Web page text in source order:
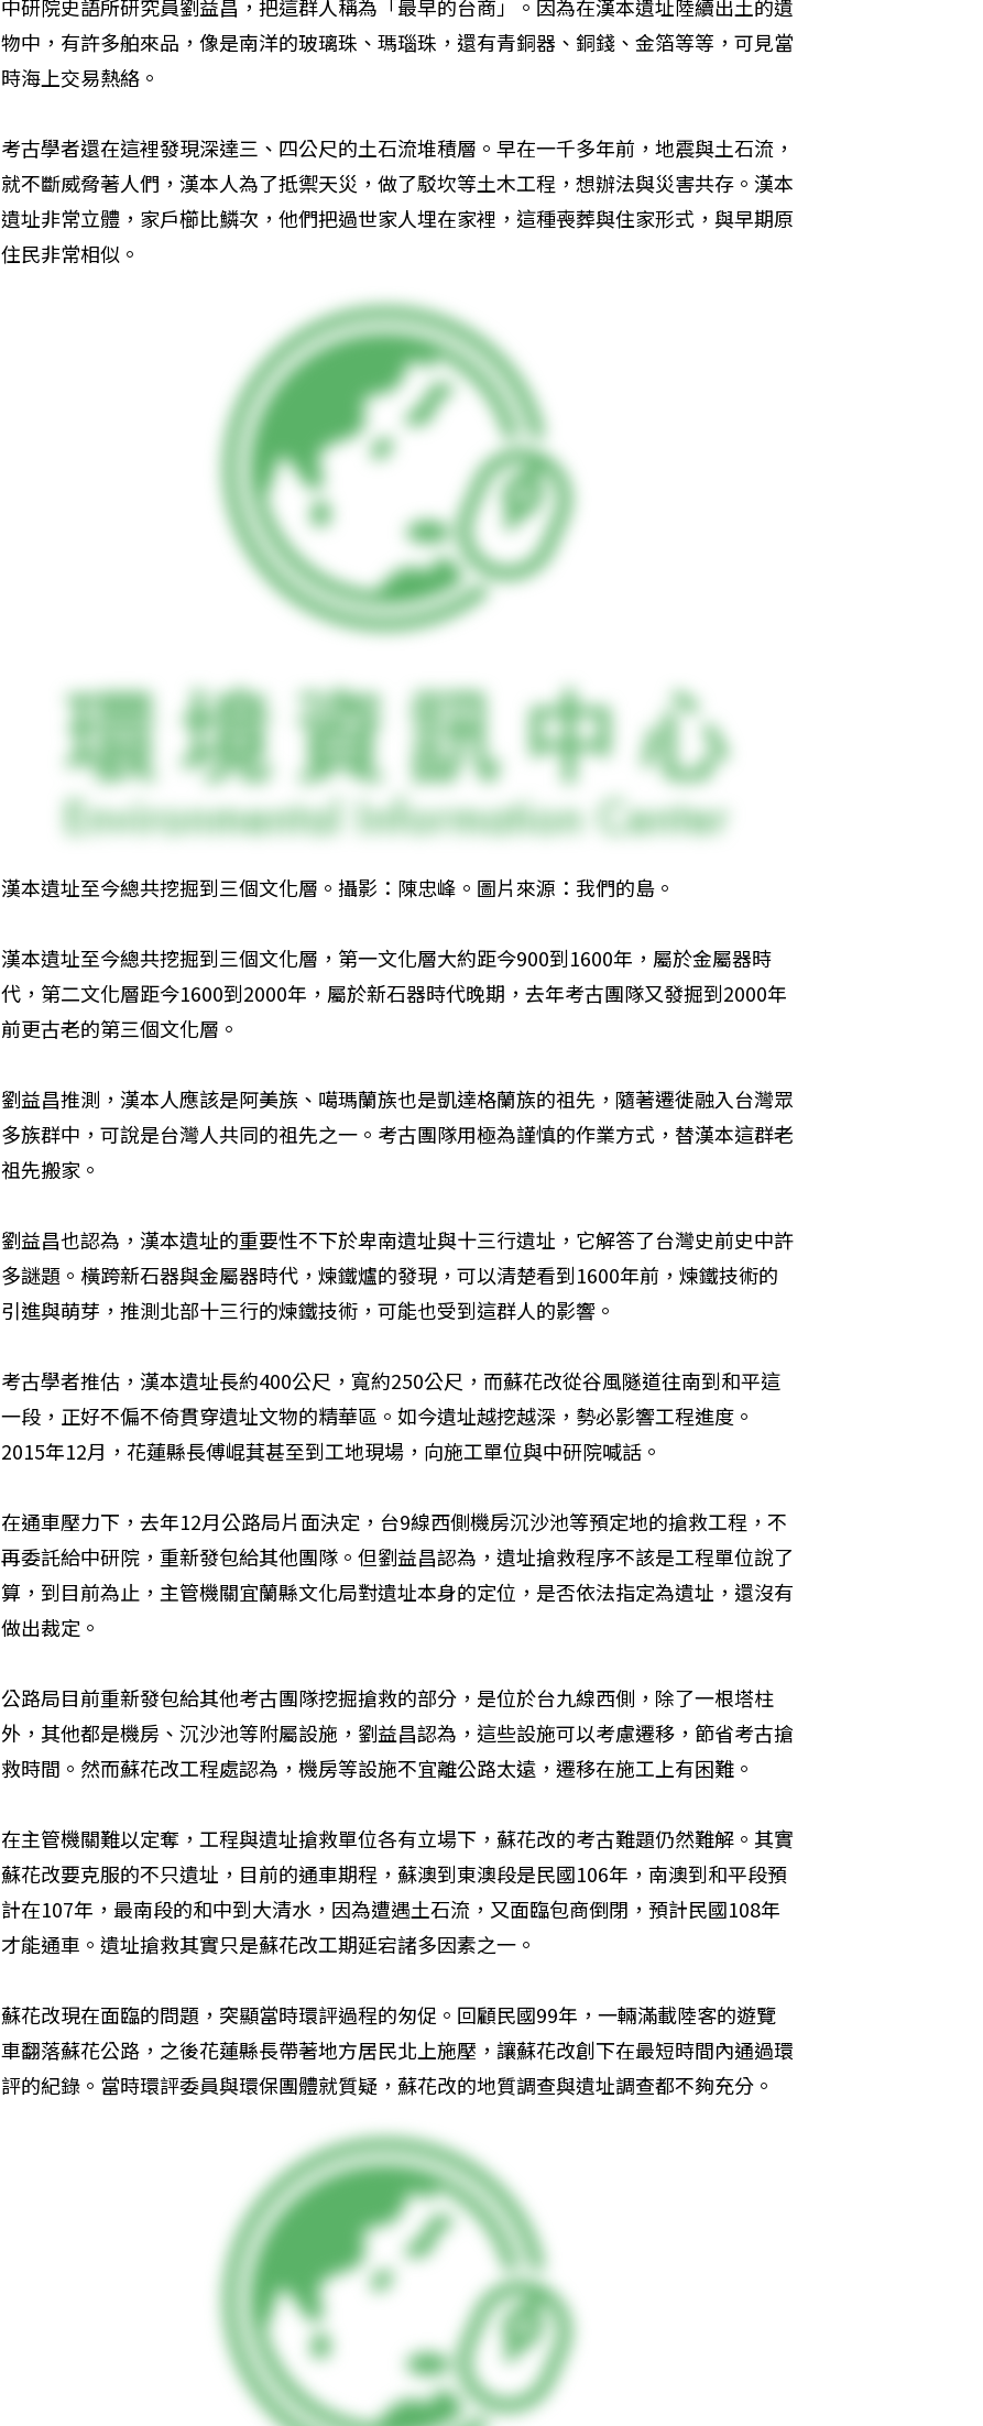
中研院史語所研究員劉益昌，把這群人稱為「最早的台商」。因為在漢本遺址陸續出土的遺
物中，有許多舶來品，像是南洋的玻璃珠、瑪瑙珠，還有青銅器、銅錢、金箔等等，可見當
時海上交易熱絡。
考古學者還在這裡發現深達三、四公尺的土石流堆積層。早在一千多年前，地震與土石流，
就不斷威脅著人們，漢本人為了抵禦天災，做了駁坎等土木工程，想辦法與災害共存。漢本
遺址非常立體，家戶櫛比鱗次，他們把過世家人埋在家裡，這種喪葬與住家形式，與早期原
住民非常相似。
漢本遺址至今總共挖掘到三個文化層。攝影：陳忠峰。圖片來源：我們的島。
漢本遺址至今總共挖掘到三個文化層，第一文化層大約距今900到1600年，屬於金屬器時
代，第二文化層距今1600到2000年，屬於新石器時代晚期，去年考古團隊又發掘到2000年
前更古老的第三個文化層。
劉益昌推測，漢本人應該是阿美族、噶瑪蘭族也是凱達格蘭族的祖先，隨著遷徙融入台灣眾
多族群中，可說是台灣人共同的祖先之一。考古團隊用極為謹慎的作業方式，替漢本這群老
祖先搬家。
劉益昌也認為，漢本遺址的重要性不下於卑南遺址與十三行遺址，它解答了台灣史前史中許
多謎題。橫跨新石器與金屬器時代，煉鐵爐的發現，可以清楚看到1600年前，煉鐵技術的
引進與萌芽，推測北部十三行的煉鐵技術，可能也受到這群人的影響。
考古學者推估，漢本遺址長約400公尺，寬約250公尺，而蘇花改從谷風隧道往南到和平這
一段，正好不偏不倚貫穿遺址文物的精華區。如今遺址越挖越深，勢必影響工程進度。
2015年12月，花蓮縣長傅崐萁甚至到工地現場，向施工單位與中研院喊話。
在通車壓力下，去年12月公路局片面決定，台9線西側機房沉沙池等預定地的搶救工程，不
再委託給中研院，重新發包給其他團隊。但劉益昌認為，遺址搶救程序不該是工程單位說了
算，到目前為止，主管機關宜蘭縣文化局對遺址本身的定位，是否依法指定為遺址，還沒有
做出裁定。
公路局目前重新發包給其他考古團隊挖掘搶救的部分，是位於台九線西側，除了一根塔柱
外，其他都是機房、沉沙池等附屬設施，劉益昌認為，這些設施可以考慮遷移，節省考古搶
救時間。然而蘇花改工程處認為，機房等設施不宜離公路太遠，遷移在施工上有困難。
在主管機關難以定奪，工程與遺址搶救單位各有立場下，蘇花改的考古難題仍然難解。其實
蘇花改要克服的不只遺址，目前的通車期程，蘇澳到東澳段是民國106年，南澳到和平段預
計在107年，最南段的和中到大清水，因為遭遇土石流，又面臨包商倒閉，預計民國108年
才能通車。遺址搶救其實只是蘇花改工期延宕諸多因素之一。
蘇花改現在面臨的問題，突顯當時環評過程的匆促。回顧民國99年，一輛滿載陸客的遊覽
車翻落蘇花公路，之後花蓮縣長帶著地方居民北上施壓，讓蘇花改創下在最短時間內通過環
評的紀錄。當時環評委員與環保團體就質疑，蘇花改的地質調查與遺址調查都不夠充分。